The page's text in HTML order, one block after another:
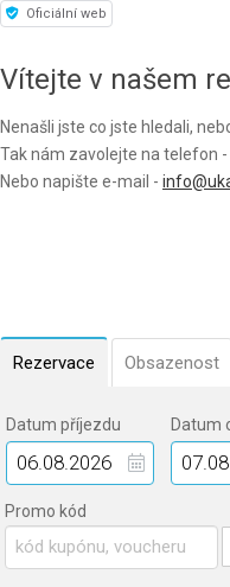
Oficiální web
Vítejte v našem
Nenašli jste co jste hledali,
Tak nám zavolejte na telefon -
Nebo napište e-mail -
Rezervace Obsazenost
Datum příjezdu Datum
Promo kód